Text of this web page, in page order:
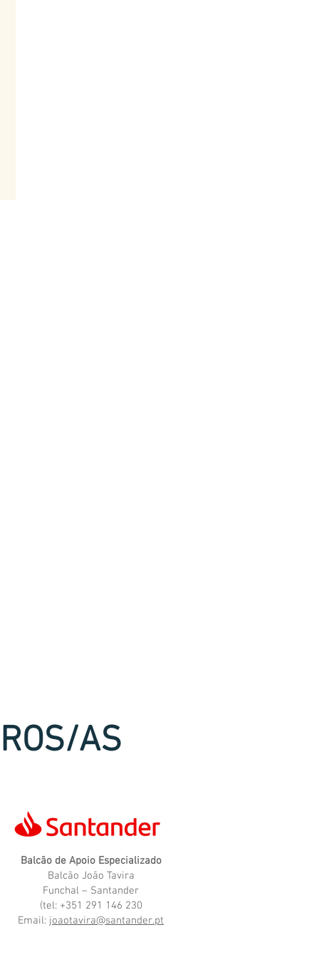
AS
Balcão de Apoio Especializado
Balcão João Tavira
Funchal – Santander
(tel: +351 291 146 230
Email: joaotavira@santander.pt